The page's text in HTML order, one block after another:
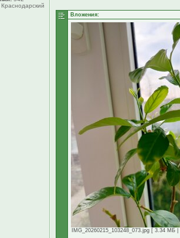
Краснодарский
Вложения:
IMG_20260215_103248_073.jpg [ 3.34 МБ